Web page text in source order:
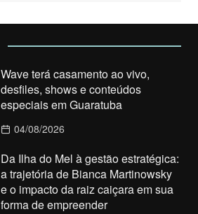
Wave terá casamento ao vivo,
desfiles, shows e conteúdos
especiais em Guaratuba
04/08/2026
Da Ilha do Mel à gestão estratégica:
a trajetória de Bianca Martinowsky
e o impacto da raiz caiçara em sua
forma de empreender